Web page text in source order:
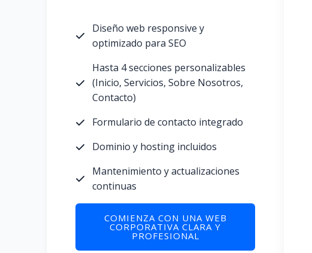
Diseño web responsive y
optimizado para SEO
Hasta 4 secciones personalizables
(Inicio, Servicios, Sobre Nosotros,
Contacto)
Formulario de contacto integrado
Dominio y hosting incluidos
Mantenimiento y actualizaciones
continuas
COMIENZA CON UNA WEB
CORPORATIVA CLARA Y
PROFESIONAL